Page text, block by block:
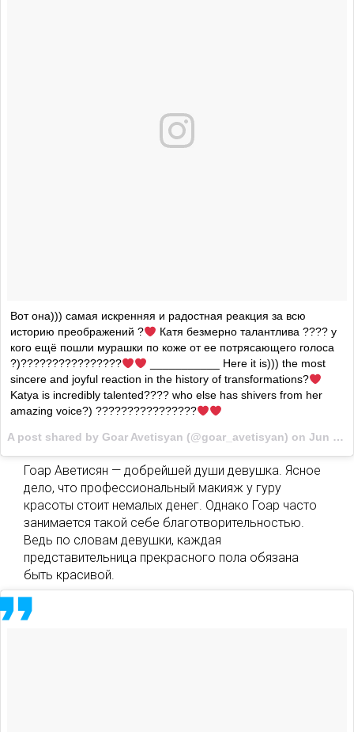
Вот она))) самая искренняя и радостная реакция за всю
историю преображений ?
Катя безмерно талантлива ???? у
кого ещё пошли мурашки по коже от ее потрясающего голоса
?)????????????????
___________ Here it is))) the most
sincere and joyful reaction in the history of transformations?
Katya is incredibly talented???? who else has shivers from her
amazing voice?) ????????????????
A post shared by Goar Avetisyan (@goar_avetisyan) on Jun 6, 2017 at 6:37am PDT
Гоар Аветисян — добрейшей души девушка. Ясное
дело, что профессиональный макияж у гуру
красоты стоит немалых денег. Однако Гоар часто
занимается такой себе благотворительностью.
Ведь по словам девушки, каждая
представительница прекрасного пола обязана
быть красивой.